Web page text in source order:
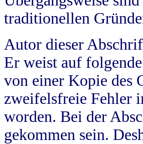
traditionellen
Autor dieser
Er weist auf
von einer Kopie des
zweifelsfreie Fehler
worden. Bei der
gekommen sein.